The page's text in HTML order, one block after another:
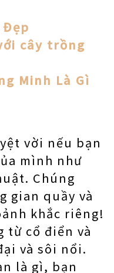
Đẹp
cây trồng
Minh Là Gì
vời nếu bạn
mình như
Chúng
gian quầy và
khắc riêng!
từ cổ điển và
và sôi nổi.
là gì, bạn